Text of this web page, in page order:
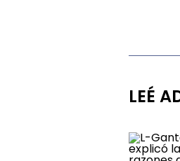
LEÉ